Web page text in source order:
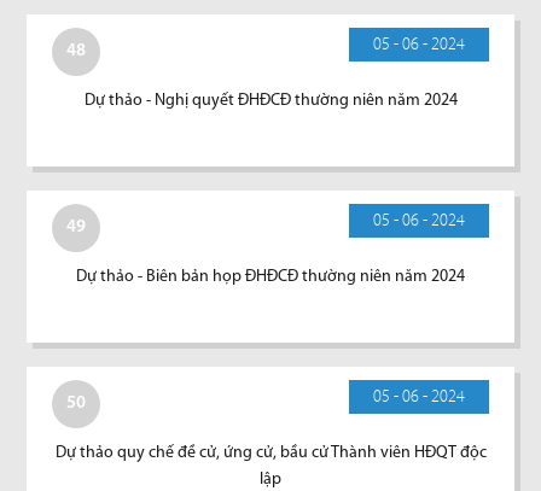
48 05 - 06 - 2024
Dự thảo - Nghị quyết ĐHĐCĐ thường niên năm 2024
49 05 - 06 - 2024
Dự thảo - Biên bản họp ĐHĐCĐ thường niên năm 2024
50 05 - 06 - 2024
Dự thảo quy chế đề cử, ứng cử, bầu cử Thành viên HĐQT độc
lập